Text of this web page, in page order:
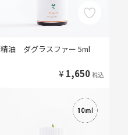
精油 ダグラスファー 5ml
¥ 1,650 税込